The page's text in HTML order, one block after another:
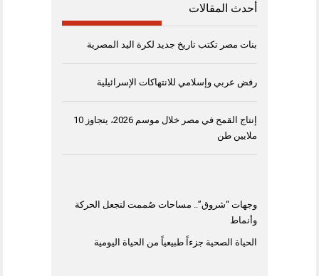
أحدث المقالات
بنات مصر تكتب تاريخ جديد لكرة اليد المصرية
رفض عربي وإسلامي للانتهاكات الإسرائيلية
إنتاج القمح في مصر خلال موسم 2026، يتجاوز 10
ملايين طن
وجهات “شروق”.. مساحات صُممت لتجعل الحركة
وأنماط
الحياة الصحية جزءاً طبيعياً من الحياة اليومية